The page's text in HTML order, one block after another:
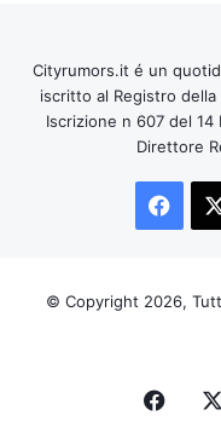
Cityrumors.it é un
iscritto al Registro della
Iscrizione n 607 del 14
Direttore
© Copyright 2026,